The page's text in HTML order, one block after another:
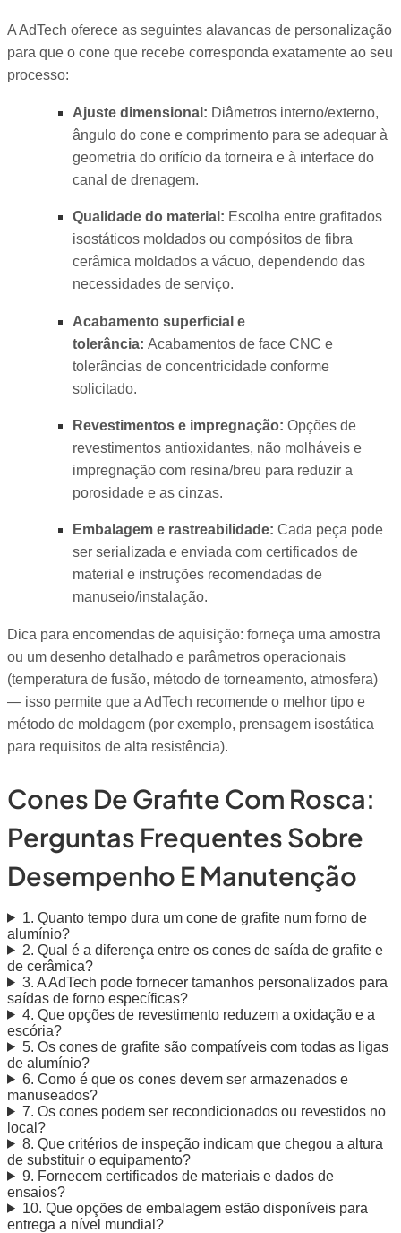
A AdTech oferece as seguintes alavancas de personalização
para que o cone que recebe corresponda exatamente ao seu
processo:
Ajuste dimensional: Diâmetros interno/externo,
ângulo do cone e comprimento para se adequar à
geometria do orifício da torneira e à interface do
canal de drenagem.
Qualidade do material: Escolha entre grafitados
isostáticos moldados ou compósitos de fibra
cerâmica moldados a vácuo, dependendo das
necessidades de serviço.
Acabamento superficial e
tolerância: Acabamentos de face CNC e
tolerâncias de concentricidade conforme
solicitado.
Revestimentos e impregnação: Opções de
revestimentos antioxidantes, não molháveis e
impregnação com resina/breu para reduzir a
porosidade e as cinzas.
Embalagem e rastreabilidade: Cada peça pode
ser serializada e enviada com certificados de
material e instruções recomendadas de
manuseio/instalação.
Dica para encomendas de aquisição: forneça uma amostra
ou um desenho detalhado e parâmetros operacionais
(temperatura de fusão, método de torneamento, atmosfera)
— isso permite que a AdTech recomende o melhor tipo e
método de moldagem (por exemplo, prensagem isostática
para requisitos de alta resistência).
Cones De Grafite Com Rosca:
Perguntas Frequentes Sobre
Desempenho E Manutenção
1. Quanto tempo dura um cone de grafite num forno de
alumínio?
2. Qual é a diferença entre os cones de saída de grafite e
de cerâmica?
3. A AdTech pode fornecer tamanhos personalizados para
saídas de forno específicas?
4. Que opções de revestimento reduzem a oxidação e a
escória?
5. Os cones de grafite são compatíveis com todas as ligas
de alumínio?
6. Como é que os cones devem ser armazenados e
manuseados?
7. Os cones podem ser recondicionados ou revestidos no
local?
8. Que critérios de inspeção indicam que chegou a altura
de substituir o equipamento?
9. Fornecem certificados de materiais e dados de
ensaios?
10. Que opções de embalagem estão disponíveis para
entrega a nível mundial?